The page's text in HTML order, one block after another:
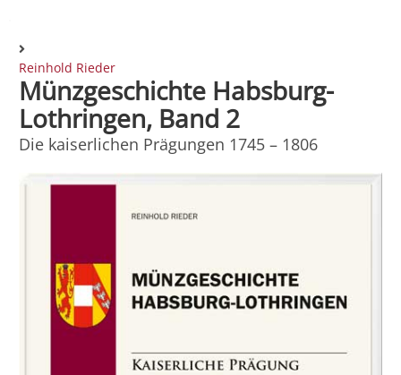
Reinhold Rieder
Münzgeschichte Habsburg-
Lothringen, Band 2
Die kaiserlichen Prägungen 1745 – 1806